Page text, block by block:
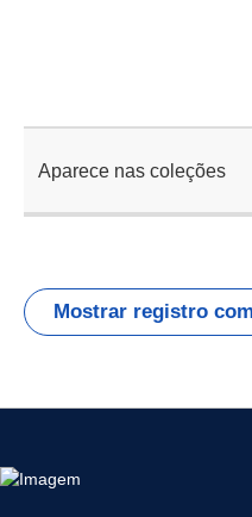
Aparece nas coleções
Mostrar registro